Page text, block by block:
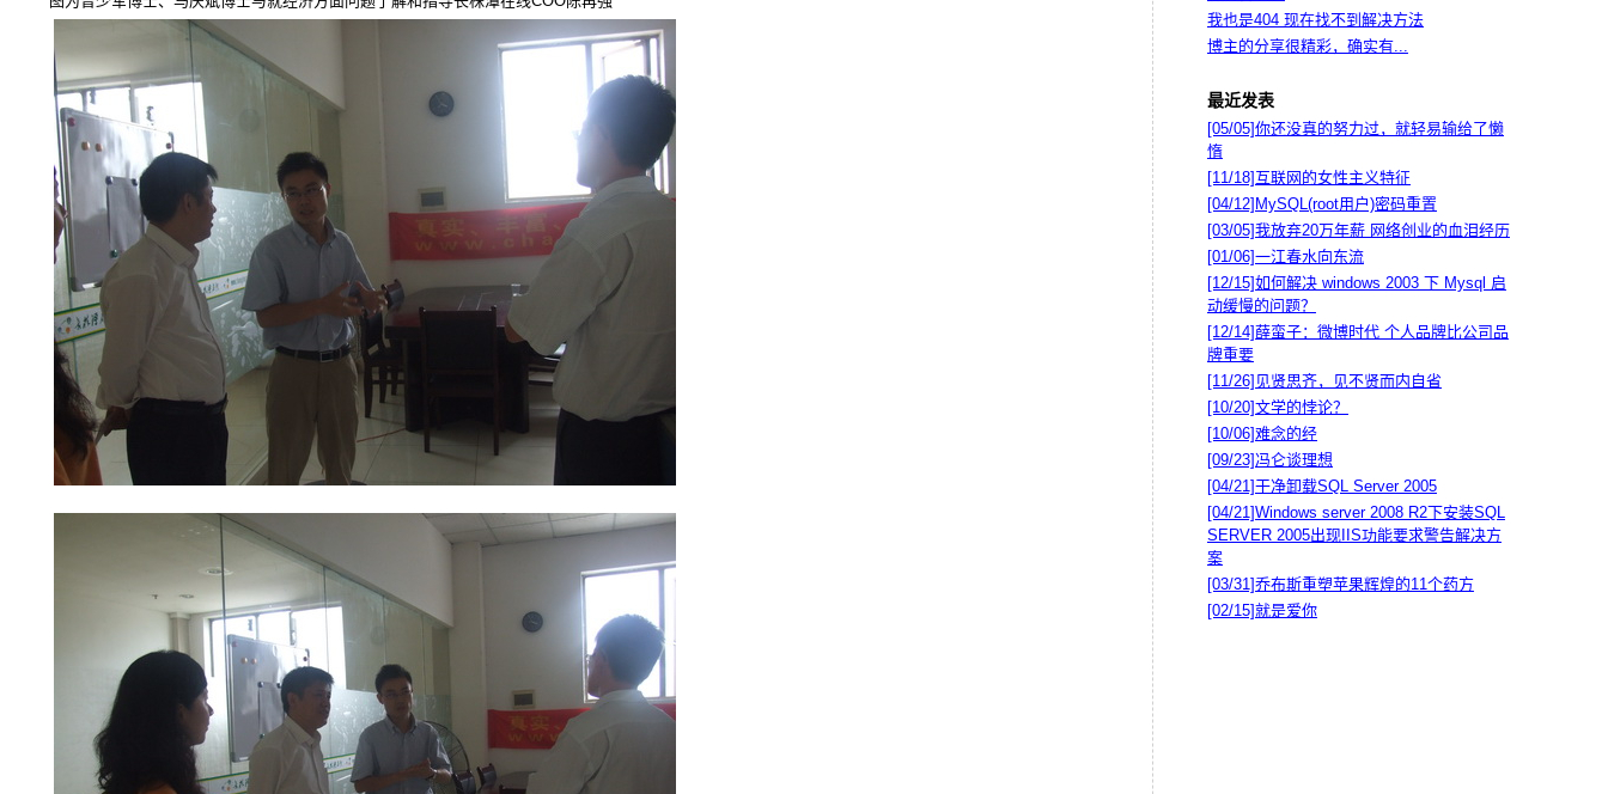
我也是404 现在找不到解决方法
博主的分享很精彩，确实有...
最近发表
[05/05]你还没真的努力过，就轻易输给了懒
惰
[11/18]互联网的女性主义特征
[04/12]MySQL(root用户)密码重置
[03/05]我放弃20万年薪 网络创业的血泪经历
[01/06]一江春水向东流
[12/15]如何解决 windows 2003 下 Mysql 启
动缓慢的问题？
[12/14]薛蛮子：微博时代 个人品牌比公司品
牌重要
[11/26] 见贤思齐，见不贤而内自省
[10/20]文学的悖论？
[10/06]难念的经
[09/23]冯仑谈理想
[04/21]干净卸载SQL Server 2005
[04/21]Windows server 2008 R2下安装SQL
SERVER 2005出现IIS功能要求警告解决方
案
[03/31]乔布斯重塑苹果辉煌的11个药方
[02/15]就是爱你